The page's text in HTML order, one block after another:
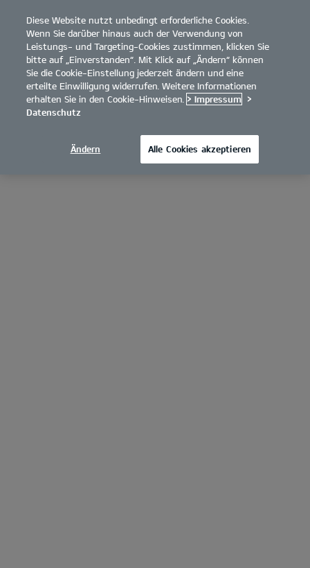
open
menu
Diese Website nutzt unbedingt erforderliche Cookies.
Wenn Sie darüber hinaus auch der Verwendung von
Leistungs- und Targeting-Cookies zustimmen, klicken Sie
bitte auf „Einverstanden“. Mit Klick auf „Ändern“ können
Sie die Cookie-Einstellung jederzeit ändern und eine
erteilte Einwilligung widerrufen. Weitere Informationen
erhalten Sie in den Cookie-Hinweisen. > Impressum >
Datenschutz
Ändern Alle Cookies akzeptieren